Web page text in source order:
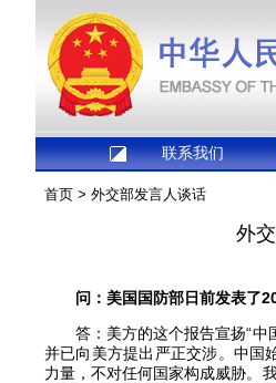
联系我们
首页 > 外交部发言人谈话
外
问：美国国防部日前发表了
答：美方的这个报告宣扬“中国
并已向美方提出严正交涉。中国
力量，不对任何国家构成威胁。